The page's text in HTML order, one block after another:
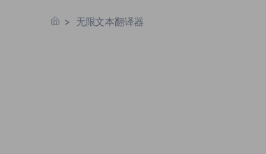
> 无限文本翻译器